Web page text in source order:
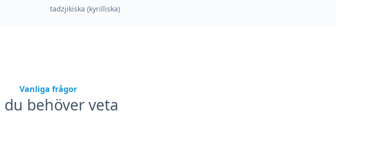
tadzjikiska (kyrilliska)
Vanliga frågor
behöver veta